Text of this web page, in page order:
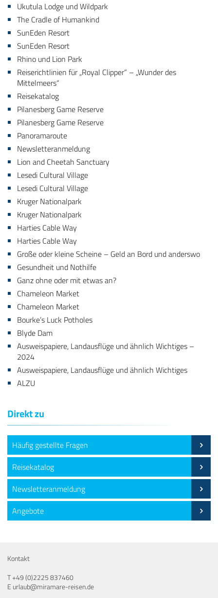
Ukutula Lodge und Wildpark
The Cradle of Humankind
SunEden Resort
SunEden Resort
Rhino und Lion Park
Reiserichtlinien für „Royal Clipper“ – „Wunder des
Mittelmeers“
Reisekatalog
Pilanesberg Game Reserve
Pilanesberg Game Reserve
Panoramaroute
Newsletteranmeldung
Lion and Cheetah Sanctuary
Lesedi Cultural Village
Lesedi Cultural Village
Kruger Nationalpark
Kruger Nationalpark
Harties Cable Way
Harties Cable Way
Große oder kleine Scheine – Geld an Bord und anderswo
Gesundheit und Nothilfe
Ganz ohne oder mit etwas an?
Chameleon Market
Chameleon Market
Bourke’s Luck Potholes
Blyde Dam
Ausweispapiere, Landausflüge und ähnlich Wichtiges –
2024
Ausweispapiere, Landausflüge und ähnlich Wichtiges
ALZU
Direkt zu
Häufig gestellte Fragen
Reisekatalog
Newsletteranmeldung
Angebote
Kontakt
T+49 (0)2225 837460
E urlaub@miramare-reisen.de